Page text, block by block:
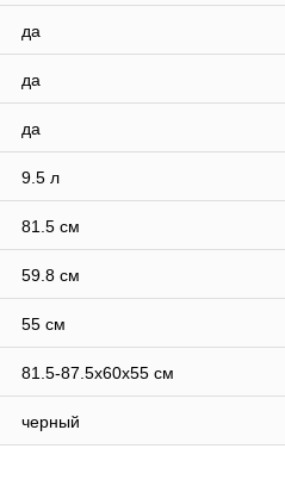
да
да
да
9.5 л
81.5 см
59.8 см
55 см
81.5-87.5x60x55 см
черный